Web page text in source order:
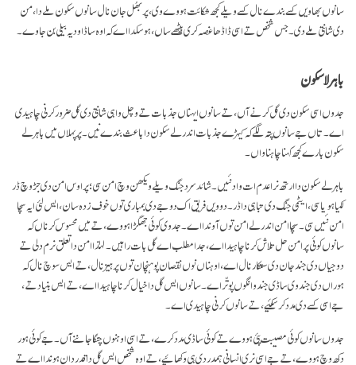
سانوں بھاویں کسے بندے نال کسے ویلے کجھ شکائت ہووے وی، پر بھُل جان نال سانوں سکون ملے دا، من
دی شانتی ملے دی۔ جس شخص تے اسی ڈاڈھا غصہ کری بیٹھے ساں، ہو سکدا اے کہ اوہ ساڈا ودیہ بیلی بن جاوے۔
باہرلا سکون
جدوں اسی سکون دی گل کرنے آں، تے سانوں ایہناں جذبات تے وچل واہی شانتی دی گل ضرور کرنی چاہیدی
اے۔ تاں جے سانوں پتہ لگے کہ کیہڑے جذبات اندرلے سکون دا باعث بندے نیں۔ پر پہلاں میں باہرلے
سکون بارے کجھ کہنا چاہنا واں۔
باہرلے سکون دا ارتھ نرا عدم ات واد نئیں۔ شائد سرد جنگ ویلے ویکھن وچ امن سی؛ پر اوس امن دی جڑ وچ ڈر
لکیا ہویا سی، ایٹمی جنگ دی تباہی دا ڈر۔ دوویں فریق اک دوجے دی بمباری توں خوف زدہ سان، ایس لئی ایہ سچا
امن نئیں سی۔ سچا امن اندرلے امن توں آوندا اے۔ جد وی کوئی جھگڑا ہووے، تے میں محسوس کرناں کہ
سانوں کوئی پرامن حل تلاش کرنا چاہیدا اے، جدا مطلب اے گل بات راہیں۔ لہٰذا امن دا تعلق نرم دلی تے
دوجیاں دی جند جان دی ستکار نال اے، اوہناں نوں نقصان پوہنچان توں پرہیز نال، تے ایس سوچ نال کہ
ہوراں دی جند وی ساڈی جند وانگوں پوتّر اے۔ سانوں ایس گل دا خیال کرنا چاہیدا اے، تے ایس بنیاد تے،
جے اسی کسے دی مدد کر سکئیے، تے سانوں کرنی چاہیدی اے۔
جدوں سانوں کوئی مصیبت پئی ہووے تے کوئی ساڈی مدد کرے، تے اسی اوہنوں چنگا جاننے آں۔ جے کوئی ہور
دکھ وچ ہووے، تے جے اسی نری انسانی ہمدردی ہی وکھائیے، تے اوہ شخص ایس گل دا قدردان ہوندا اے تے